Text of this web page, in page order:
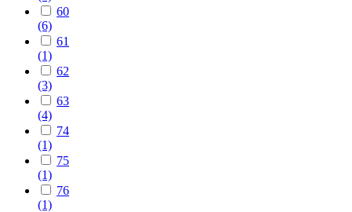
60
(6)
61
(1)
62
(3)
63
(4)
74
(1)
75
(1)
76
(1)